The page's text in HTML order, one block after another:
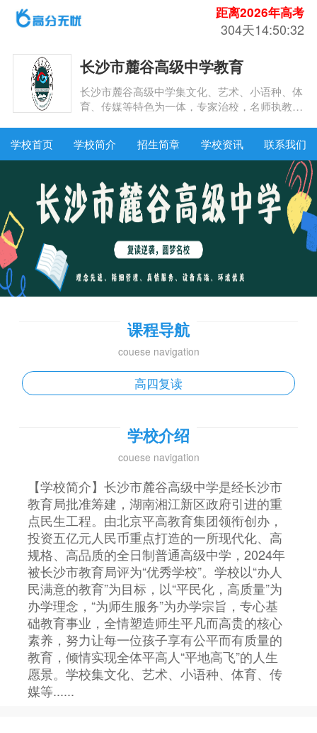
距离2026年高考
304天14:50:32
长沙市麓谷高级中学教育
长沙市麓谷高级中学集文化、艺术、小语种、体
育、传媒等特色为一体，专家治校，名师执教，
教官与保健医生为学生提供全天候服务。理念先
进、精细管理、真情服务、设备高端、环境优
学校首页 学校简介 招生简章 学校资讯 联系我们
课程导航
couese navigation
高四复读
学校介绍
couese navigation
【学校简介】长沙市麓谷高级中学是经长沙市
教育局批准筹建，湖南湘江新区政府引进的重
点民生工程。由北京平高教育集团领衔创办，
投资五亿元人民币重点打造的一所现代化、高
规格、高品质的全日制普通高级中学，2024年
被长沙市教育局评为“优秀学校”。学校以“办人
民满意的教育”为目标，以“平民化，高质量”为
办学理念，“为师生服务”为办学宗旨，专心基
础教育事业，全情塑造师生平凡而高贵的核心
素养，努力让每一位孩子享有公平而有质量的
教育，倾情实现全体平高人“平地高飞”的人生
愿景。学校集文化、艺术、小语种、体育、传
媒等......